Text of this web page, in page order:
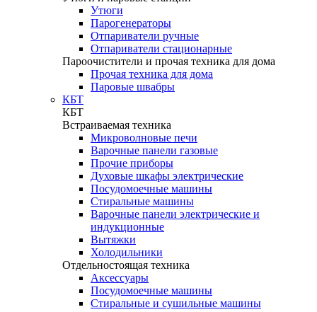
Утюги
Парогенераторы
Отпариватели ручные
Отпариватели стационарные
Пароочистители и прочая техника для дома
Прочая техника для дома
Паровые швабры
КБТ
КБТ
Встраиваемая техника
Микроволновые печи
Варочные панели газовые
Прочие приборы
Духовые шкафы электрические
Посудомоечные машины
Стиральные машины
Варочные панели электрические и
индукционные
Вытяжки
Холодильники
Отдельностоящая техника
Аксессуары
Посудомоечные машины
Стиральные и сушильные машины